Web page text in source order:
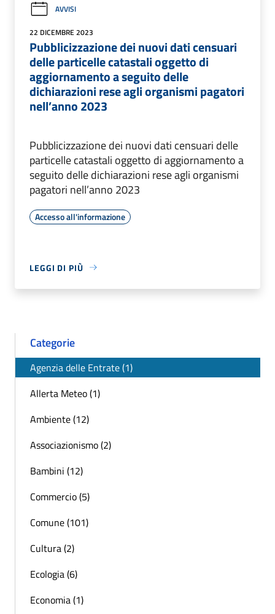
AVVISI
22 DICEMBRE 2023
Pubblicizzazione dei nuovi dati censuari
delle particelle catastali oggetto di
aggiornamento a seguito delle
dichiarazioni rese agli organismi pagatori
nell’anno 2023
Pubblicizzazione dei nuovi dati censuari delle
particelle catastali oggetto di aggiornamento a
seguito delle dichiarazioni rese agli organismi
pagatori nell’anno 2023
Accesso all'informazione
LEGGI DI PIÙ
Categorie
Agenzia delle Entrate (1)
Allerta Meteo (1)
Ambiente (12)
Associazionismo (2)
Bambini (12)
Commercio (5)
Comune (101)
Cultura (2)
Ecologia (6)
Economia (1)